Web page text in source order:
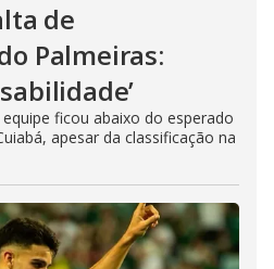
de
Palmeiras:
ficou abaixo do esperado
apesar da classificação na